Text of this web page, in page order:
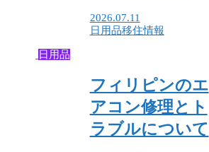
2026.07.11
日用品移住情報
日用品
フィリピンのエ
アコン修理とト
ラブルについて